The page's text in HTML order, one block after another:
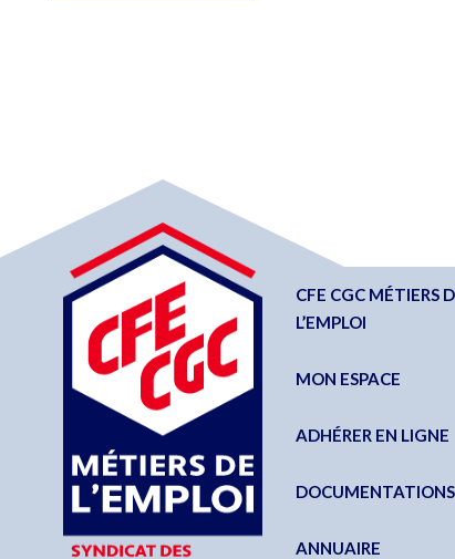
CFE CGC MÉTIERS
L’EMPLOI
MON ESPACE
ADHÉRER EN LIGNE
DOCUMENTATIONS
ANNUAIRE